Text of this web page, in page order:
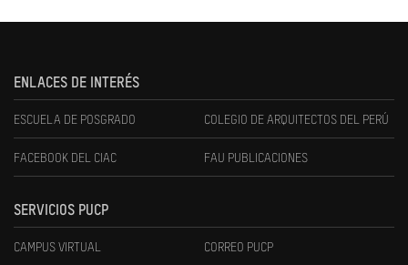
ENLACES DE INTERÉS
ESCUELA DE POSGRADO COLEGIO DE ARQUITECTOS DEL PERÚ
FACEBOOK DEL CIAC FAU PUBLICACIONES
SERVICIOS PUCP
CAMPUS VIRTUAL CORREO PUCP